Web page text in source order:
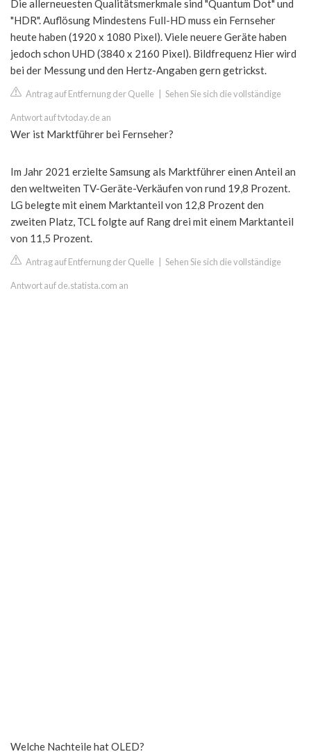
Die allerneuesten Qualitätsmerkmale sind "Quantum Dot" und
"HDR". Auflösung Mindestens Full-HD muss ein Fernseher
heute haben (1920 x 1080 Pixel). Viele neuere Geräte haben
jedoch schon UHD (3840 x 2160 Pixel). Bildfrequenz Hier wird
bei der Messung und den Hertz-Angaben gern getrickst.
Antrag auf Entfernung der Quelle Sehen Sie sich die vollständige
Antwort auf tvtoday.de an
Wer ist Marktführer bei Fernseher?
Im Jahr 2021 erzielte Samsung als Marktführer einen Anteil an
den weltweiten TV-Geräte-Verkäufen von rund 19,8 Prozent.
LG belegte mit einem Marktanteil von 12,8 Prozent den
zweiten Platz, TCL folgte auf Rang drei mit einem Marktanteil
von 11,5 Prozent.
Antrag auf Entfernung der Quelle Sehen Sie sich die vollständige
Antwort auf de.statista.com an
Welche Nachteile hat OLED?